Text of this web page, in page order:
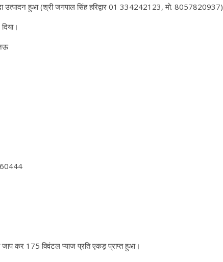
उत्पादन हुआ (श्री जगपाल सिंह हरिद्वार 01 334242123, मो. 8057820937)
जाप कर 175 क्विंटल प्याज प्रति एकड़ प्राप्त हुआ।